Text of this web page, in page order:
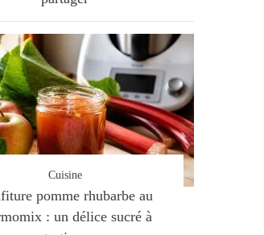
Cuisine
pomme rhubarbe au
: un délice sucré à